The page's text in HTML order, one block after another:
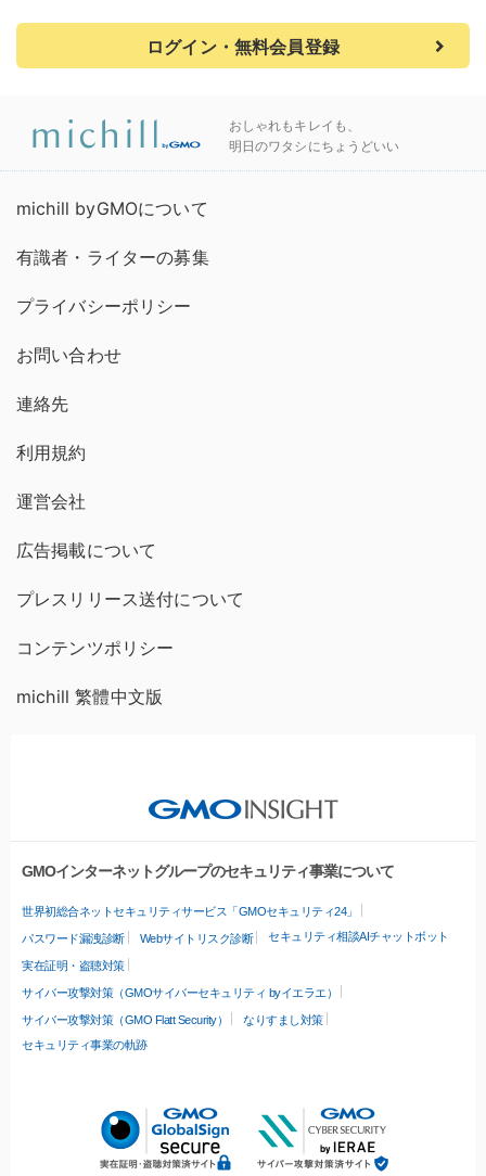
ログイン・無料会員登録
おしゃれもキレイも、
明日のワタシにちょうどいい
michill byGMOについて
有識者・ライターの募集
プライバシーポリシー
お問い合わせ
連絡先
利用規約
運営会社
広告掲載について
プレスリリース送付について
コンテンツポリシー
michill 繁體中文版
GMOインターネットグループのセキュリティ事業について
世界初総合ネットセキュリティサービス「GMOセキュリティ24」
パスワード漏洩診断 Webサイトリスク診断 セキュリティ相談AIチャットボット
実在証明・盗聴対策
サイバー攻撃対策（GMOサイバーセキュリティ byイエラエ）
サイバー攻撃対策（GMO Flatt Security）
なりすまし対策
セキュリティ事業の軌跡